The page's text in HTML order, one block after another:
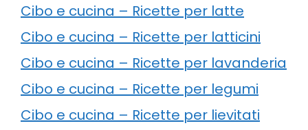
Cibo e cucina – Ricette per latte
Cibo e cucina – Ricette per latticini
Cibo e cucina – Ricette per lavanderia
Cibo e cucina – Ricette per legumi
Cibo e cucina – Ricette per lievitati